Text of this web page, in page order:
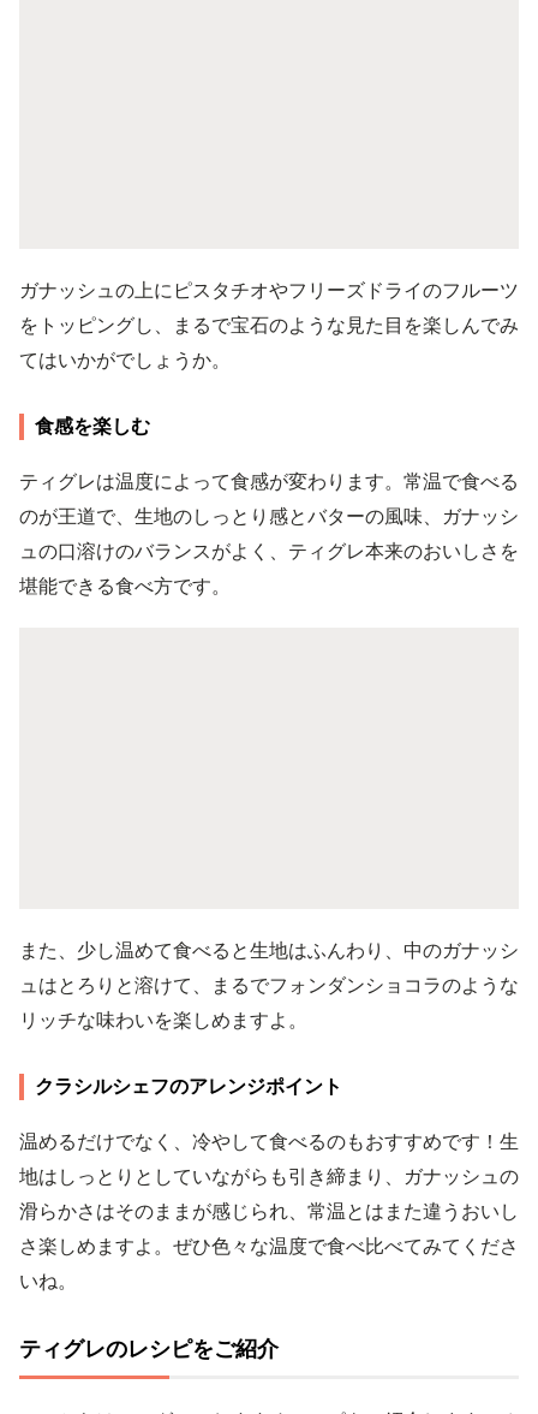
ガナッシュの上にピスタチオやフリーズドライのフルーツ
をトッピングし、まるで宝石のような見た目を楽しんでみ
てはいかがでしょうか。
食感を楽しむ
ティグレは温度によって食感が変わります。常温で食べる
のが王道で、生地のしっとり感とバターの風味、ガナッシ
ュの口溶けのバランスがよく、ティグレ本来のおいしさを
堪能できる食べ方です。
また、少し温めて食べると生地はふんわり、中のガナッシ
ュはとろりと溶けて、まるでフォンダンショコラのような
リッチな味わいを楽しめますよ。
クラシルシェフのアレンジポイント
温めるだけでなく、冷やして食べるのもおすすめです！生
地はしっとりとしていながらも引き締まり、ガナッシュの
滑らかさはそのままが感じられ、常温とはまた違うおいし
さ楽しめますよ。ぜひ色々な温度で食べ比べてみてくださ
いね。
ティグレのレシピをご紹介